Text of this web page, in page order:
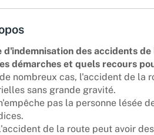
d'indemnisation des accidents
démarches et quels recours
nombreux cas, l'accident de la
sans grande gravité.
pas la personne lésée
de la route peut avoir